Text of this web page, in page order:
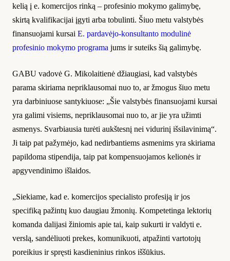
kelią į e. komercijos rinką – profesinio mokymo galimybę,
skirtą kvalifikacijai įgyti arba tobulinti. Šiuo metu valstybės
finansuojami kursai E. pardavėjo-konsultanto modulinė
profesinio mokymo programa jums ir suteiks šią galimybę.
GABU vadovė G. Mikolaitienė džiaugiasi, kad valstybės
parama skiriama nepriklausomai nuo to, ar žmogus šiuo metu
yra darbiniuose santykiuose: „Šie valstybės finansuojami kursai
yra galimi visiems, nepriklausomai nuo to, ar jie yra užimti
asmenys. Svarbiausia turėti aukštesnį nei vidurinį išsilavinimą“.
Ji taip pat pažymėjo, kad nedirbantiems asmenims yra skiriama
papildoma stipendija, taip pat kompensuojamos kelionės ir
apgyvendinimo išlaidos.
„Siekiame, kad e. komercijos specialisto profesiją ir jos
specifiką pažintų kuo daugiau žmonių. Kompetetinga lektorių
komanda dalijasi žiniomis apie tai, kaip sukurti ir valdyti e.
verslą, sandėliuoti prekes, komunikuoti, atpažinti vartotojų
poreikius ir spręsti kasdieninius rinkos iššūkius.